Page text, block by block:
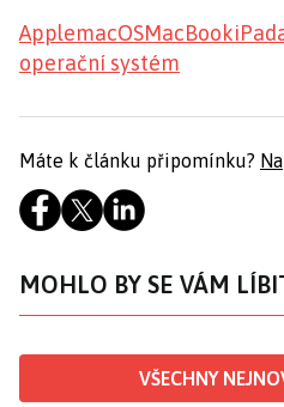
ApplemacOSMacBookiPad
operační systém
Máte k článku připomínku?
MOHLO BY SE VÁM
VŠECHNY